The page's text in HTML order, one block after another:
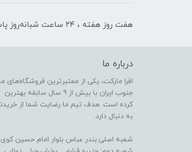
هفت روز هفته ، ۲۴ ساعت شبانه‌روز پاسخگوی شما هستیم
درباره ما
افرا مارکت، یکی از معتبرترین
جنوب ایران با بیش از 9
کرده است. هدف تیم ما رضایت شما از
به دنبال دارد.
شعبه اصلی:بندر عباس بلوار امام حسین کوی کوچه